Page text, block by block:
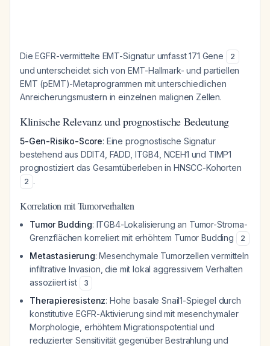
Die EGFR-vermittelte EMT-Signatur umfasst 171 Gene 2
und unterscheidet sich von EMT-Hallmark- und partiellen
EMT (pEMT)-Metaprogrammen mit unterschiedlichen
Anreicherungsmustern in einzelnen malignen Zellen.
Klinische Relevanz und prognostische Bedeutung
5-Gen-Risiko-Score: Eine prognostische Signatur
bestehend aus DDIT4, FADD, ITGB4, NCEH1 und TIMP1
prognostiziert das Gesamtüberleben in HNSCC-Kohorten
2 .
Korrelation mit Tumorverhalten
Tumor Budding: ITGB4-Lokalisierung an Tumor-Stroma-
Grenzflächen korreliert mit erhöhtem Tumor Budding
2
Metastasierung: Mesenchymale Tumorzellen vermitteln
infiltrative Invasion, die mit lokal aggressivem Verhalten
assoziiert ist
3
Therapieresistenz: Hohe basale Snail1-Spiegel durch
konstitutive EGFR-Aktivierung sind mit mesenchymaler
Morphologie, erhöhtem Migrationspotential und
reduzierter Sensitivität gegenüber Bestrahlung und